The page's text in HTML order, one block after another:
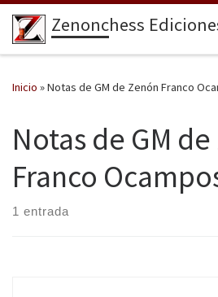
Saltar al contenido
Zenonchess
Inicio »Notas de GM de Zenón Franco
Notas de GM
Franco
1 entrada